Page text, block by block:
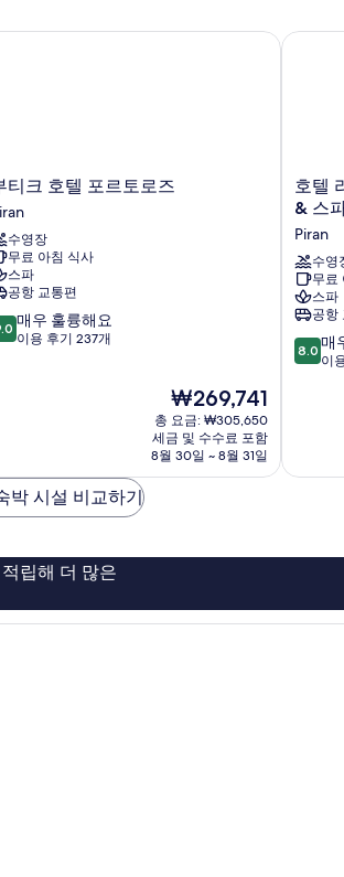
& 스파, 포르토로즈
티크 호텔 포르토로즈
수영장
무료 아침 식사
스파
공항 교통편
,
매우 훌륭해요
이용 후기 237개
현
재
요
금
₩269,741
₩269,741
총 요금: ₩305,650
세금 및 수수료 포함
8월 30일 ~ 8월 31일
크 호텔 포르토로즈
호
텔
비
에
라
-
라
이
프
&
호텔
& 스
Piran
수영
무료
스파
공항
10
점
매
요,
후
8.0 매
이
호텔 리
박 시설 비교하기
립해 더 많은